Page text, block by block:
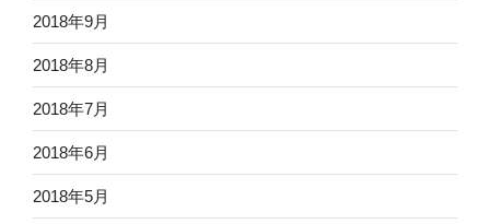
2018年9月
2018年8月
2018年7月
2018年6月
2018年5月